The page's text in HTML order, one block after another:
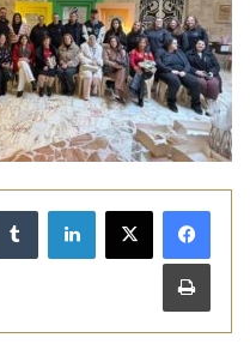
لينكدإن
طباعة